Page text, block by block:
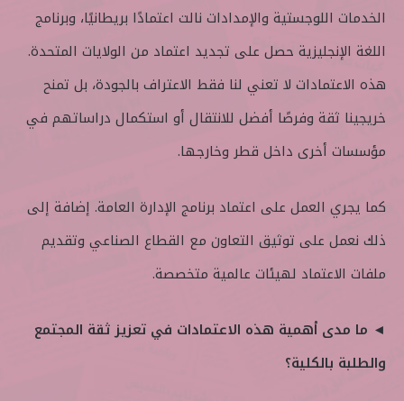
الخدمات اللوجستية والإمدادات نالت اعتمادًا بريطانيًا، وبرنامج
اللغة الإنجليزية حصل على تجديد اعتماد من الولايات المتحدة.
هذه الاعتمادات لا تعني لنا فقط الاعتراف بالجودة، بل تمنح
خريجينا ثقة وفرصًا أفضل للانتقال أو استكمال دراساتهم في
مؤسسات أخرى داخل قطر وخارجها.
كما يجري العمل على اعتماد برنامج الإدارة العامة. إضافة إلى
ذلك نعمل على توثيق التعاون مع القطاع الصناعي وتقديم
ملفات الاعتماد لهيئات عالمية متخصصة.
◄ ما مدى أهمية هذه الاعتمادات في تعزيز ثقة المجتمع
والطلبة بالكلية؟